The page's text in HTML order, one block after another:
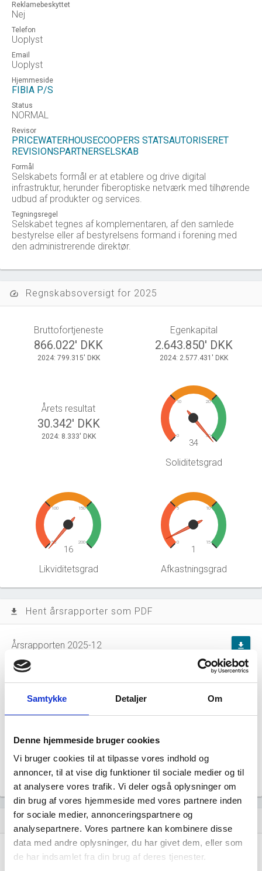
Samtykke Detaljer Om
Denne hjemmeside bruger cookies
Vi bruger cookies til at tilpasse vores indhold og
annoncer, til at vise dig funktioner til sociale medier og til
at analysere vores trafik. Vi deler også oplysninger om
din brug af vores hjemmeside med vores partnere inden
for sociale medier, annonceringspartnere og
analysepartnere. Vores partnere kan kombinere disse
data med andre oplysninger, du har givet dem, eller som
de har indsamlet fra din brug af deres tjenester.
Reklamebeskyttet
Nej
Telefon
Uoplyst
Email
Uoplyst
Hjemmeside
FIBIA P/S
Status
NORMAL
Revisor
PRICEWATERHOUSECOOPERS STATSAUTORISERET
REVISIONSPARTNERSELSKAB
Formål
Selskabets formål er at etablere og drive digital
infrastruktur, herunder fiberoptiske netværk med tilhørende
udbud af produkter og services.
Tegningsregel
Selskabet tegnes af komplementaren, af den samlede
bestyrelse eller af bestyrelsens formand i forening med
den administrerende direktør.
speed Regnskabsoversigt for 2025
Bruttofortjeneste
866.022' DKK
2024: 799.315' DKK
Egenkapital
2.643.850' DKK
2024: 2.577.431' DKK
Årets resultat
30.342' DKK
2024: 8.333' DKK 0
10 20
30
34
Soliditetsgrad
50
100 150
200
16
Likviditetsgrad
0
5 10
15
1
Afkastningsgrad
file_download Hent årsrapporter som PDF
Årsrapporten 2025-12 file_download
Årsrapporten 2024-12
Årsrapporten 2023-12
Årsrapporten 2022-12
Årsrapporten 2021-12 file_download
assignment Regnskaber
Resultat i 1000
DKK
2025-12 2024-12